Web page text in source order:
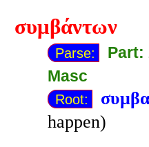
συμβάντων
Parse:
Part:
Masc
Root:
happen)